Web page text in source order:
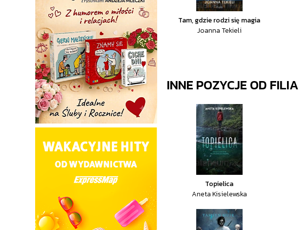
Tam, gdzie rodzi się magia
Joanna Tekieli
INNE POZYCJE OD FILIA
Topielica
Aneta Kisielewska